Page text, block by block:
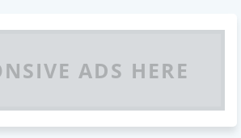
ADS HERE